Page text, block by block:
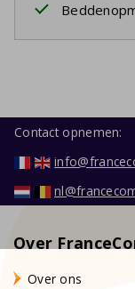
Contact opnemen:
Over
Over ons